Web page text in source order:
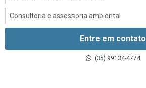
Consultoria e assessoria ambiental
Consultoria e licenciamento ambiental
Consultoria em gestão ambiental
Entre em contato
(35) 99134-4774